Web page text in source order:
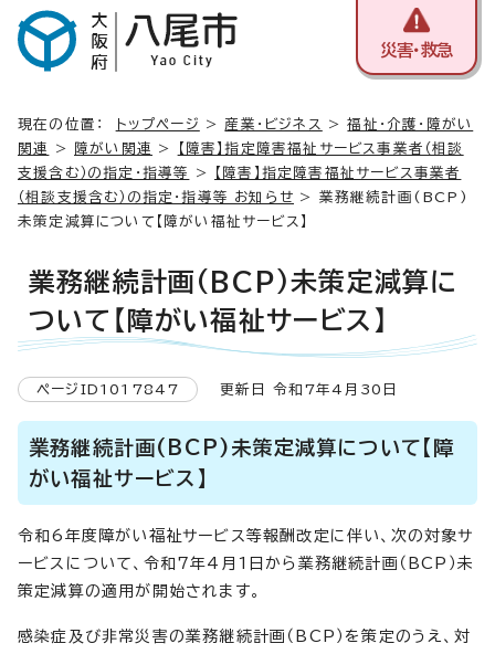
災害・救急
現在の位置： トップページ > 産業・ビジネス >福祉・介護・障がい
関連
> 障がい関連 >
【障害】指定障害福祉サービス事業者（相談
支援含む）の指定・指導等
>
【障害】指定障害福祉サービス事業者
（相談支援含む）の指定・指導等 お知らせ > 業務継続計画(BCP)
未策定減算について【障がい福祉サービス】
業務継続計画(BCP)未策定減算に
ついて【障がい福祉サービス】
ページID1017847 更新日 令和7年4月30日
業務継続計画(BCP)未策定減算について【障
がい福祉サービス】
令和6年度障がい福祉サービス等報酬改定に伴い、次の対象サ
ービスについて、令和7年4月1日から業務継続計画（BCP）未
策定減算の適用が開始されます。
感染症及び非常災害の業務継続計画（BCP）を策定のうえ、対